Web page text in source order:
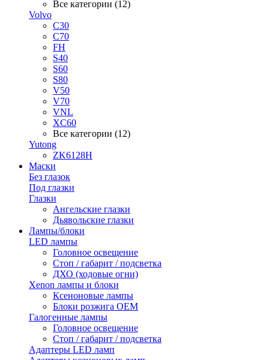
Все категории (12)
Volvo
C30
C70
FH
S40
S60
S80
V50
V70
VNL
XC60
Все категории (12)
Yutong
ZK6128H
Маски
Без глазок
Под глазки
Глазки
Ангельские глазки
Дьявольские глазки
Лампы/блоки
LED лампы
Головное освещение
Стоп / габарит / подсветка
ДХО (ходовые огни)
Xenon лампы и блоки
Ксеноновые лампы
Блоки розжига OEM
Галогенные лампы
Головное освещение
Стоп / габарит / подсветка
Адаптеры LED ламп